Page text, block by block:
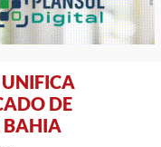
DE
BAHIA